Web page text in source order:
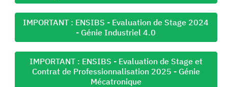
IMPORTANT : ENSIBS - Evaluation de Stage 2024
- Génie Industriel 4.0
IMPORTANT : ENSIBS - Evaluation de Stage et
Contrat de Professionnalisation 2025 - Génie
Mécatronique